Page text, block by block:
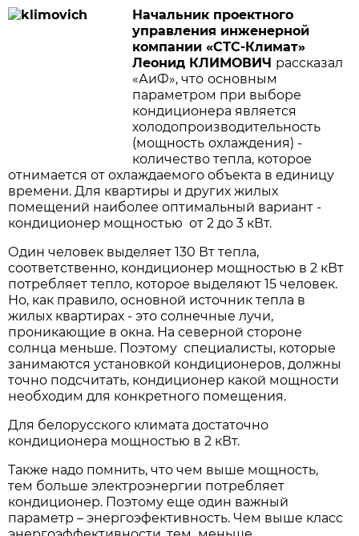
Начальник проектного
управления инженерной
компании «СТС-Климат»
Леонид КЛИМОВИЧ рассказал
«АиФ», что основным
параметром при выборе
кондиционера является
холодопроизводительность
(мощность охлаждения) -
количество тепла, которое
отнимается от охлаждаемого объекта в единицу
времени. Для квартиры и других жилых
помещений наиболее оптимальный вариант -
кондиционер мощностью от 2 до 3 кВт.
Один человек выделяет 130 Вт тепла,
соответственно, кондиционер мощностью в 2 кВт
потребляет тепло, которое выделяют 15 человек.
Но, как правило, основной источник тепла в
жилых квартирах - это солнечные лучи,
проникающие в окна. На северной стороне
солнца меньше. Поэтому специалисты, которые
занимаются установкой кондиционеров, должны
точно подсчитать, кондиционер какой мощности
необходим для конкретного помещения.
Для белорусского климата достаточно
кондиционера мощностью в 2 кВт.
Также надо помнить, что чем выше мощность,
тем больше электроэнергии потребляет
кондиционер. Поэтому еще один важный
параметр – энергоэфективность. Чем выше класс